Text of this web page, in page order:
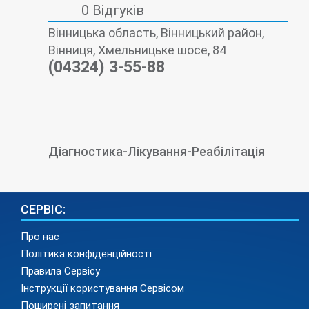
0 Відгуків
Вінницька область, Вінницький район,
Вінниця, Хмельницьке шосе, 84
(04324) 3-55-88
Діагностика-Лікування-Реабілітація
СЕРВІС:
Про нас
Політика конфіденційності
Правила Сервісу
Інструкції користування Сервісом
Поширені запитання